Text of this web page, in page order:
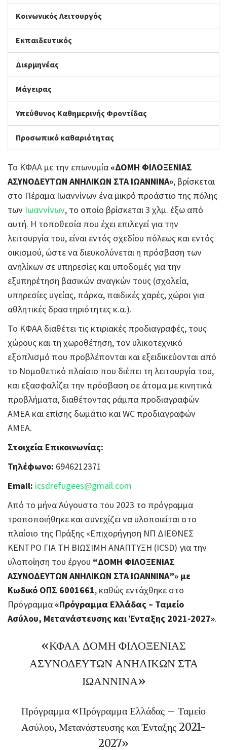
Κοινωνικός Λειτουργός
Εκπαιδευτικός
Διερμηνέας
Μάγειρας
Υπεύθυνος Καθημερινής Φροντίδας
Προσωπικό καθαριότητας
Το ΚΦΑΑ με την επωνυμία«ΔΟΜΗ ΦΙΛΟΞΕΝΙΑΣ
ΑΣΥΝΟΔΕΥΤΩΝ ΑΝΗΛΙΚΩΝ ΣΤΑ ΙΩΑΝΝΙΝΑ», βρίσκεται
στο Πέραμα Ιωαννίνων ένα μικρό προάστιο της πόλης
των Ιωαννίνων, το οποίο βρίσκεται 3 χλμ. έξω από
αυτή. Η τοποθεσία που έχει επιλεγεί για την
λειτουργία του, είναι εντός σχεδίου πόλεως και εντός
οικισμού, ώστε να διευκολύνεται η πρόσβαση των
ανηλίκων σε υπηρεσίες και υποδομές για την
εξυπηρέτηση βασικών αναγκών τους (σχολεία,
υπηρεσίες υγείας, πάρκα, παιδικές χαρές, χώροι για
αθλητικές δραστηριότητες κ.α.).
Το ΚΦΑΑ διαθέτει τις κτιριακές προδιαγραφές, τους
χώρους και τη χωροθέτηση, τον υλικοτεχνικό
εξοπλισμό που προβλέπονται και εξειδικεύονται από
το Νομοθετικό πλαίσιο που διέπει τη λειτουργία του,
και εξασφαλίζει την πρόσβαση σε άτομα με κινητικά
προβλήματα, διαθέτοντας ράμπα προδιαγραφών
ΑΜΕΑ και επίσης δωμάτιο και WC προδιαγραφών
ΑΜΕΑ.
Στοιχεία Επικοινωνίας:
Τηλέφωνο: 6946212371
Email: icsdrefugees@gmail.com
Από το μήνα Αύγουστο του 2023 το πρόγραμμα
τροποποιήθηκε και συνεχίζει να υλοποιείται στο
πλαίσιο της Πράξης «Επιχορήγηση ΝΠ ΔΙΕΘΝΕΣ
ΚΕΝΤΡΟ ΓΙΑ ΤΗ ΒΙΩΣΙΜΗ ΑΝΑΠΤΥΞΗ (ICSD) για την
υλοποίηση του έργου “ΔΟΜΗ ΦΙΛΟΞΕΝΙΑΣ
ΑΣΥΝΟΔΕΥΤΩΝ ΑΝΗΛΙΚΩΝ ΣΤΑ ΙΩΑΝΝΙΝΑ”» με
Κωδικό ΟΠΣ 6001661, καθώς εντάχθηκε στο
Πρόγραμμα«Πρόγραμμα Ελλάδας – Ταμείο
Ασύλου, Μετανάστευσης και Ένταξης 2021-2027».
«ΚΦΑΑ ΔΟΜΗ ΦΙΛΟΞΕΝΙΑΣ
ΑΣΥΝΟΔΕΥΤΩΝ ΑΝΗΛΙΚΩΝ ΣΤΑ
ΙΩΑΝΝΙΝΑ»
Πρόγραμμα «Πρόγραμμα Ελλάδας – Ταμείο
Ασύλου, Μετανάστευσης και Ένταξης 2021-
2027»